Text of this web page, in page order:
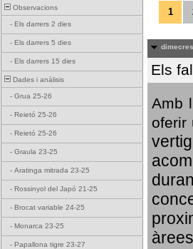
Observacions
- Els darrers 2 dies
- Els darrers 5 dies
- Els darrers 15 dies
Dades i anàlisis
- Grua 25-26
- Reietó 25-26
- Reietó 25-26
- Graula 23-25
- Aratinga mitrada 23-25
- Rossinyol del Japó 21-25
- Brocat variable 24-25
- Monarca 23-25
- Papallona tigre 23-27
1
Els
Amb
oferir